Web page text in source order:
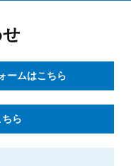
ームはこちら
ら